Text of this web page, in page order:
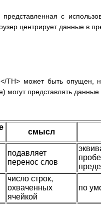
с
центрирует данные в
TH> может быть опущен,
могут представлять данные
смысл
подавляет
перенос слов
число строк,
охваченных
ячейкой
по